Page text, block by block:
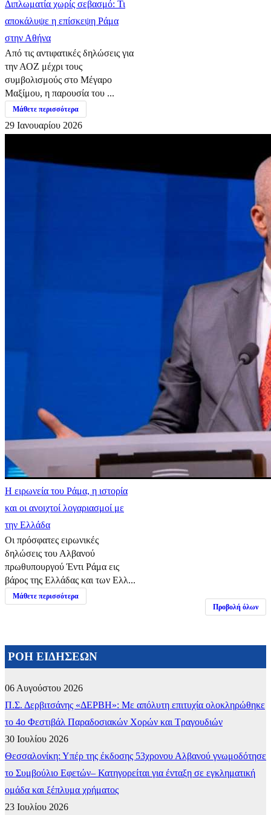
Διπλωματία χωρίς σεβασμό: Τι
αποκάλυψε η επίσκεψη Ράμα
στην Αθήνα
Από τις αντιφατικές δηλώσεις για
την ΑΟΖ μέχρι τους
συμβολισμούς στο Μέγαρο
Μαξίμου, η παρουσία του ...
Μάθετε περισσότερα
29 Ιανουαρίου 2026
Η ειρωνεία του Ράμα, η ιστορία
και οι ανοιχτοί λογαριασμοί με
την Ελλάδα
Οι πρόσφατες ειρωνικές
δηλώσεις του Αλβανού
πρωθυπουργού Έντι Ράμα εις
βάρος της Ελλάδας και των Ελλ...
Μάθετε περισσότερα
Προβολή όλων
ΡΟΗ ΕΙΔΗΣΕΩΝ
06 Αυγούστου 2026
Π.Σ. Δερβιτσάνης «ΔΕΡΒΗ»: Με απόλυτη επιτυχία ολοκληρώθηκε
το 4ο Φεστιβάλ Παραδοσιακών Χορών και Τραγουδιών
30 Ιουλίου 2026
Θεσσαλονίκη: Υπέρ της έκδοσης 53χρονου Αλβανού γνωμοδότησε
το Συμβούλιο Εφετών– Κατηγορείται για ένταξη σε εγκληματική
ομάδα και ξέπλυμα χρήματος
23 Ιουλίου 2026